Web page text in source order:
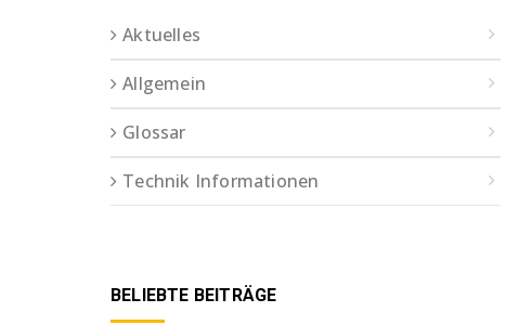
Aktuelles
Allgemein
Glossar
Technik Informationen
BELIEBTE BEITRÄGE